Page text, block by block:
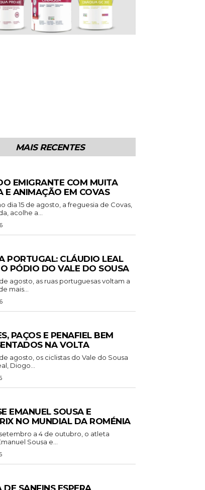
MAIS RECENTES
EMIGRANTE COM MUITA
E ANIMAÇÃO EM COVAS
dia 15 de agosto, a freguesia de Covas,
acolhe a...
PORTUGAL: CLÁUDIO LEAL
PÓDIO DO VALE DO SOUSA
agosto, as ruas portuguesas voltam a
mais...
PAÇOS E PENAFIEL BEM
NA VOLTA
agosto, os ciclistas do Vale do Sousa
Diogo...
EMANUEL SOUSA E
NO MUNDIAL DA ROMÉNIA
a 4 de outubro, o atleta
Sousa e...